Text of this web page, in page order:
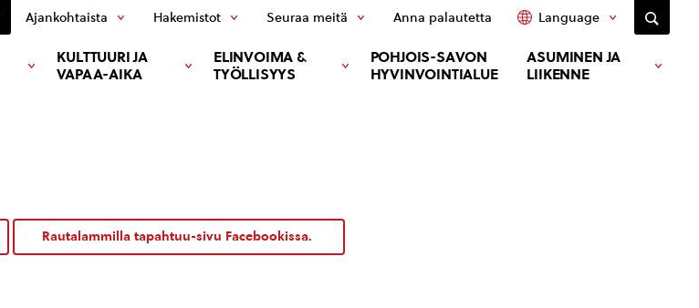
KULTTUURI JA
VAPAA-AIKA
ELINVOIMA &
TYÖLLISYYS
POHJOIS-SAVON
HYVINVOINTIALUE
ASUMINEN JA
LIIKENNE
Ajankohtaista Hakemistot Seuraa meitä Anna palautetta Language
Rautalammilla tapahtuu-sivu Facebookissa.